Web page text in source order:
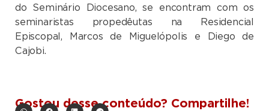
do Seminário Diocesano, se encontram com os
seminaristas propedêutas na Residencial
Episcopal, Marcos de Miguelópolis e Diego de
Cajobi.
Gostou desse conteúdo? Compartilhe!